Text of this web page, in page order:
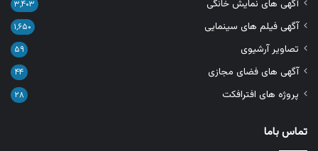
آگهی های نمایش خانگی ۳,۴۰۳
آگهی فیلم های سینمایی ۱,۶۵۰
تصاویر آرشیوی ۵۹
آگهی های فضای مجازی ۴۴
پروژه های افترافکت ۲۸
تماس باما